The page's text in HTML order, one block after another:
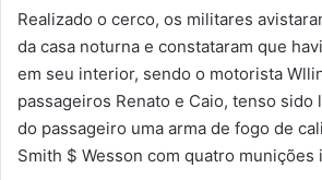
Realizado o cerco, os militares
da casa noturna e constataram que
em seu interior, sendo o motorista
passageiros Renato e Caio, tenso sido
do passageiro uma arma de fogo de
Smith $ Wesson com quatro munições